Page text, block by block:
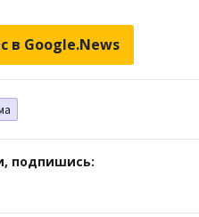
в Google.News
подпишись: